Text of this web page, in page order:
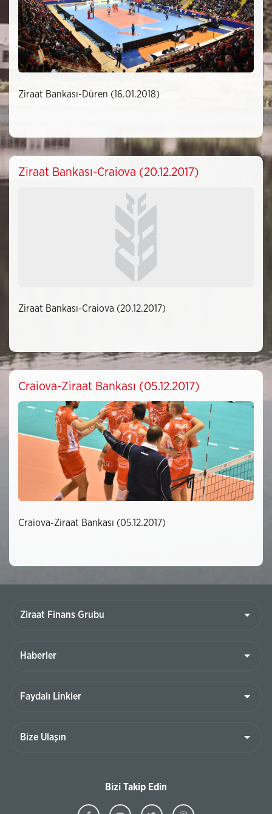
Ziraat Bankası-Düren (16.01.2018)
Ziraat Bankası-Craiova (20.12.2017)
Ziraat Bankası-Craiova (20.12.2017)
Craiova-Ziraat Bankası (05.12.2017)
Craiova-Ziraat Bankası (05.12.2017)
Bizi Takip Edin